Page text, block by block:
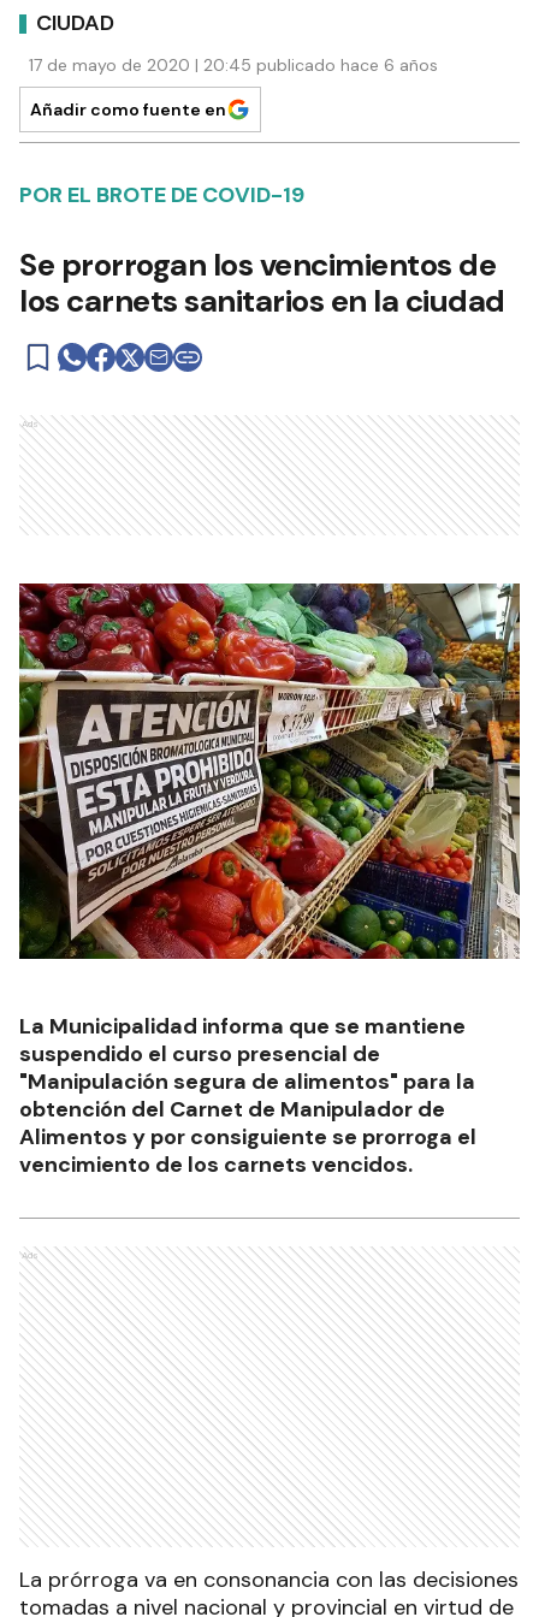
CIUDAD
17 de mayo de 2020 | 20:45 publicado hace 6 años
Añadir como fuente en
POR EL BROTE DE COVID-19
Se prorrogan los vencimientos de
los carnets sanitarios en la ciudad
Ads
La Municipalidad informa que se mantiene
suspendido el curso presencial de
"Manipulación segura de alimentos" para la
obtención del Carnet de Manipulador de
Alimentos y por consiguiente se prorroga el
vencimiento de los carnets vencidos.
Ads
La prórroga va en consonancia con las decisiones
tomadas a nivel nacional y provincial en virtud de